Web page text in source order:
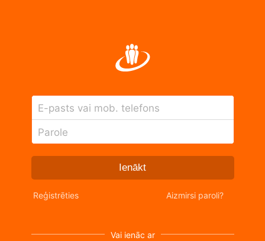
E-pasts vai mob. telefons
Parole
Ienākt
Reģistrēties Aizmirsi paroli?
Vai ienāc ar